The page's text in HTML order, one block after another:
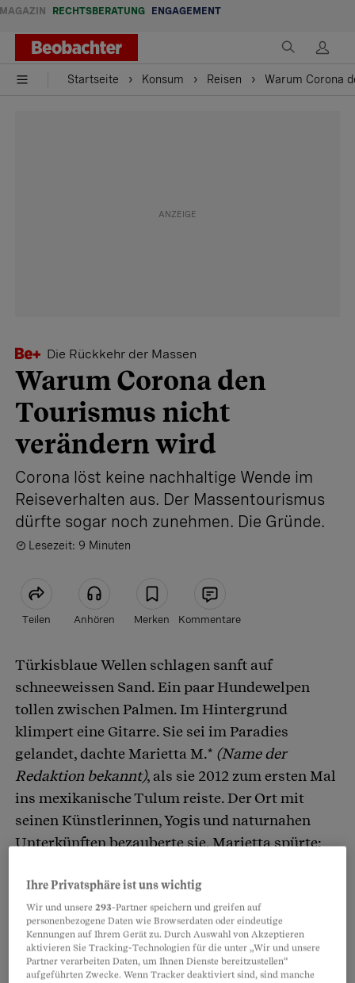
MAGAZIN RECHTSBERATUNG ENGAGEMENT
Startseite Konsum Reisen Warum Corona
Die Rückkehr der Massen
Warum Corona den
Tourismus nicht
verändern wird
Corona löst keine nachhaltige Wende im
Reiseverhalten aus. Der Massentourismus
dürfte sogar noch zunehmen. Die Gründe.
Lesezeit: 9 Minuten
Teilen Anhören Merken Kommentare
Artikel teilen
Türkisblaue Wellen schlagen sanft auf
schneeweissen Sand. Ein paar Hundewelpen
tollen zwischen Palmen. Im Hintergrund
klimpert eine Gitarre. Sie sei im Paradies
gelandet, dachte Marietta M.* (Name der
Redaktion bekannt), als sie 2012 zum ersten Mal
ins mexikanische Tulum reiste. Der Ort mit
seinen Künstlerinnen, Yogis und naturnahen
Unterkünften bezauberte sie. Marietta spürte:
Partnerinhalte
Ihre Privatsphäre ist uns wichtig
Wir und unsere293-Partner speichern und greifen auf
personenbezogene Daten wie Browserdaten oder eindeutige
Kennungen auf Ihrem Gerät zu. Durch Auswahl von Akzeptieren
aktivieren Sie Tracking-Technologien für die unter „Wir und unsere
Partner verarbeiten Daten, um Ihnen Dienste bereitzustellen“
aufgeführten Zwecke. Wenn Tracker deaktiviert sind, sind manche